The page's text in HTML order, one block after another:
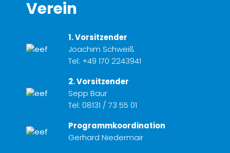
Verein
1. Vorsitzender
Joachim Schweiß
Tel: +49 170 2243941
2. Vorsitzender
Sepp Baur
Tel: 08131 / 73 55 01
Programmkoordination
Gerhard Niedermair